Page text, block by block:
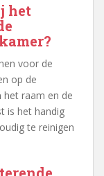
het
voor de
op de
raam en de
is het handig
te reinigen